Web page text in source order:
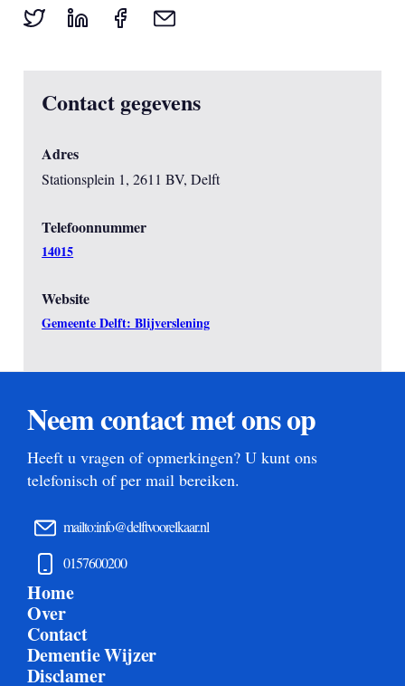
Contact gegevens
Adres
Stationsplein 1, 2611 BV, Delft
Telefoonnummer
14015
Website
Gemeente Delft: Blijverslening
Neem contact met ons op
Heeft u vragen of opmerkingen? U kunt ons
telefonisch of per mail bereiken.
mailto:info@delftvoorelkaar.nl
0157600200
Home
Over
Contact
Dementie Wijzer
Disclamer